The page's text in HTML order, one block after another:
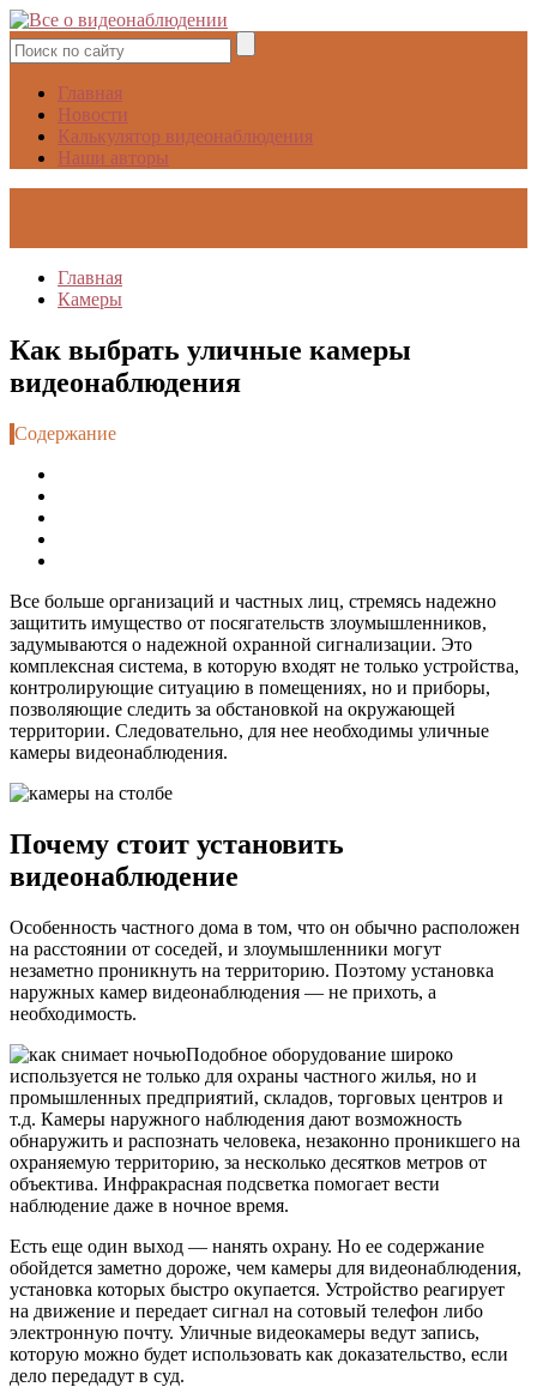
Главная
Новости
Калькулятор видеонаблюдения
Наши авторы
Главная
Камеры
Как выбрать уличные камеры
видеонаблюдения
Содержание
Все больше организаций и частных лиц, стремясь надежно
защитить имущество от посягательств злоумышленников,
задумываются о надежной охранной сигнализации. Это
комплексная система, в которую входят не только устройства,
контролирующие ситуацию в помещениях, но и приборы,
позволяющие следить за обстановкой на окружающей
территории. Следовательно, для нее необходимы уличные
камеры видеонаблюдения.
Почему стоит установить
видеонаблюдение
Особенность частного дома в том, что он обычно расположен
на расстоянии от соседей, и злоумышленники могут
незаметно проникнуть на территорию. Поэтому установка
наружных камер видеонаблюдения — не прихоть, а
необходимость.
Подобное оборудование широко
используется не только для охраны частного жилья, но и
промышленных предприятий, складов, торговых центров и
т.д. Камеры наружного наблюдения дают возможность
обнаружить и распознать человека, незаконно проникшего на
охраняемую территорию, за несколько десятков метров от
объектива. Инфракрасная подсветка помогает вести
наблюдение даже в ночное время.
Есть еще один выход — нанять охрану. Но ее содержание
обойдется заметно дороже, чем камеры для видеонаблюдения,
установка которых быстро окупается. Устройство реагирует
на движение и передает сигнал на сотовый телефон либо
электронную почту. Уличные видеокамеры ведут запись,
которую можно будет использовать как доказательство, если
дело передадут в суд.